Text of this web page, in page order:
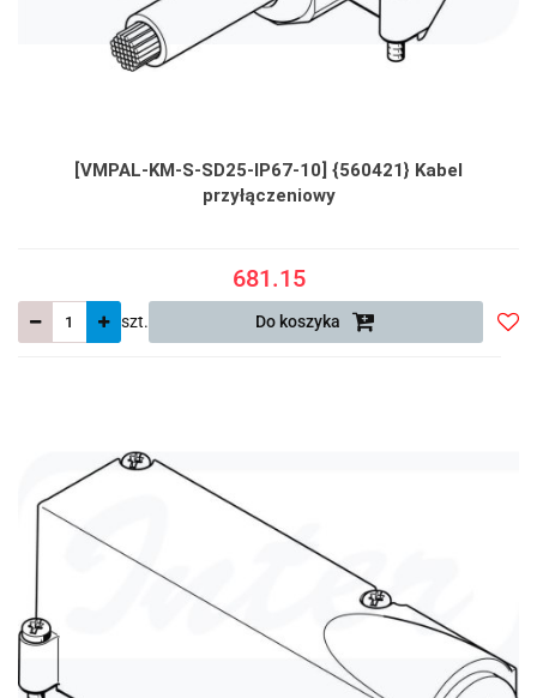
[VMPAL-KM-S-SD25-IP67-10] {560421} Kabel
przyłączeniowy
681.15
szt. Do koszyka